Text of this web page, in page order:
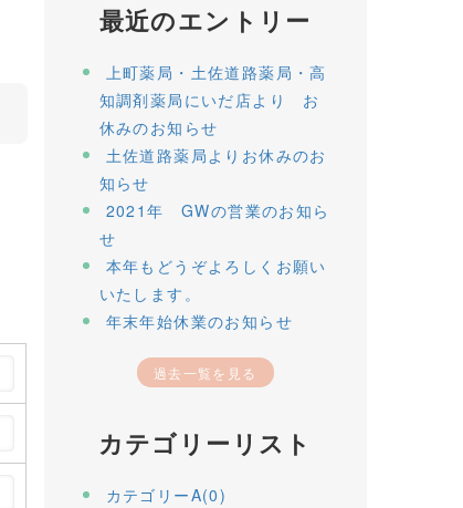
最近のエントリー
上町薬局・土佐道路薬局・高
知調剤薬局にいだ店より お
休みのお知らせ
土佐道路薬局よりお休みのお
知らせ
2021年 GWの営業のお知ら
せ
本年もどうぞよろしくお願い
いたします。
年末年始休業のお知らせ
過去一覧を見る
カテゴリーリスト
カテゴリーA(0)